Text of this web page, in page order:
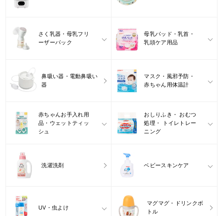
さく乳器・母乳フリ
ーザーパック
母乳パッド・乳首・
乳頭ケア用品
鼻吸い器・電動鼻吸い
器
マスク・風邪予防・
赤ちゃん用体温計
赤ちゃんお手入れ用
品・ウェットティッ
シュ
おしりふき・ おむつ
処理・ トイレトレー
ニング
洗濯洗剤 ベビースキンケア
UV・虫よけ
マグマグ・ドリンクボ
トル